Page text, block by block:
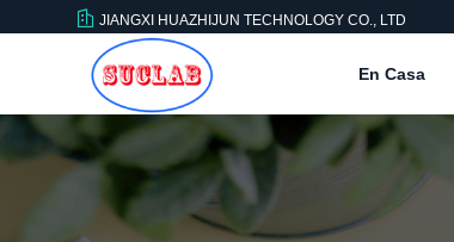
JIANGXI HUAZHIJUN TECHNOLOGY CO., LTD
En Casa